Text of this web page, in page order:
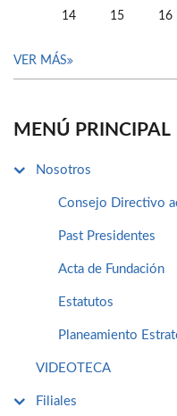
14 15 16
VER MÁS
MENÚ PRINCIPAL
Nosotros
Consejo Directivo
Past Presidentes
Acta de Fundación
Estatutos
Planeamiento
VIDEOTECA
Filiales